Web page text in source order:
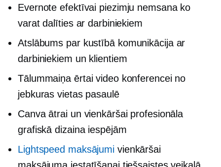
Evernote efektīvai piezimju nemsanako
varat dalīties ar darbiniekiem
Atslābums par kustībākomunikācija ar
darbiniekiem un klientiem
Tālummaiņa ērtai video konferencei no
jebkuras vietas pasaulē
Canva ātrai un vienkāršai profesionāla
grafiskā dizaina iespējām
Lightspeed maksājumi vienkāršai